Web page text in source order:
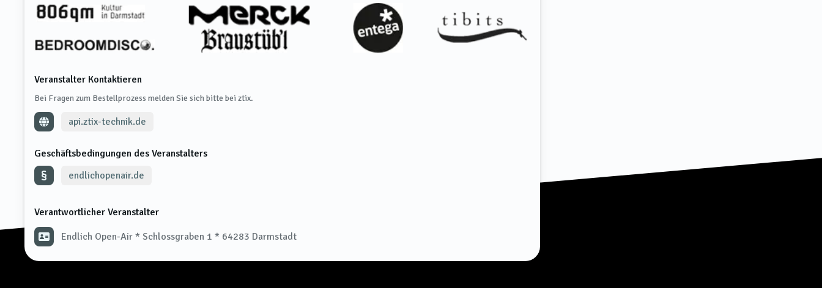
Veranstalter Kontaktieren
Bei Fragen zum Bestellprozess melden Sie sich bitte bei ztix.
api.ztix-technik.de
Geschäftsbedingungen des Veranstalters
endlichopenair.de
Verantwortlicher Veranstalter
Endlich Open-Air * Schlossgraben 1 * 64283 Darmstadt